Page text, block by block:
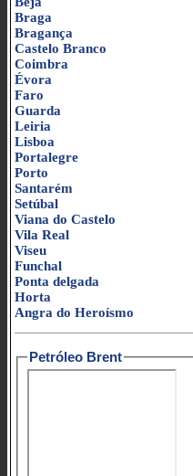
Braga
Bragança
Castelo Branco
Coimbra
Évora
Faro
Guarda
Leiria
Lisboa
Portalegre
Porto
Santarém
Setúbal
Viana do Castelo
Vila Real
Viseu
Funchal
Ponta delgada
Horta
Angra do Heroísmo
Petróleo Brent